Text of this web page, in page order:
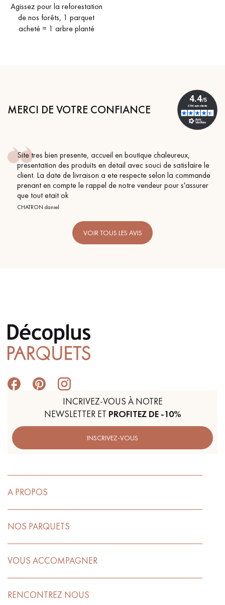
Agissez pour la reforestation
de nos forêts, 1 parquet
acheté = 1 arbre planté
MERCI DE VOTRE CONFIANCE
Site tres bien presente, accueil en boutique chaleureux,
presentation des produits en detail avec souci de satisfaire le
client. La date de livraison a ete respecte selon la commande
prenant en compte le rappel de notre vendeur pour s'assurer
que tout etait ok
CHATRON daniel
VOIR TOUS LES AVIS
INCRIVEZ-VOUS À NOTRE
NEWSLETTER ET PROFITEZ DE -10%
INSCRIVEZ-VOUS
A PROPOS
NOS PARQUETS
VOUS ACCOMPAGNER
RENCONTREZ NOUS